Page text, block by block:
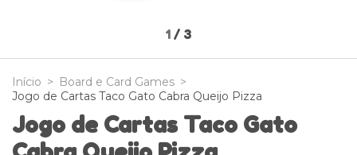
1 / 3
Início > Board e Card Games >
Jogo de Cartas Taco Gato Cabra Queijo Pizza
Jogo de Cartas Taco Gato